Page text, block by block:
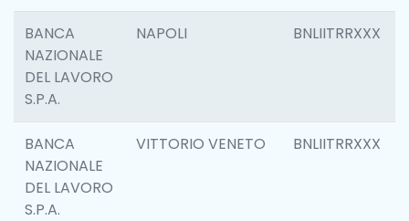
BANCA
NAZIONALE
DEL LAVORO
S.P.A.
NAPOLI BNLIITRRXXX
BANCA
NAZIONALE
DEL LAVORO
S.P.A.
VITTORIO VENETO BNLIITRRXXX